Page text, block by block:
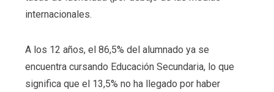
internacionales.
A los 12 años, el 86,5% del alumnado ya se
encuentra cursando Educación Secundaria, lo que
significa que el 13,5% no ha llegado por haber